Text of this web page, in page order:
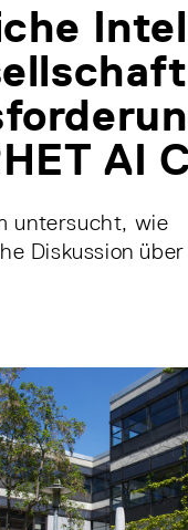
AI
untersucht, wie
Diskussion über